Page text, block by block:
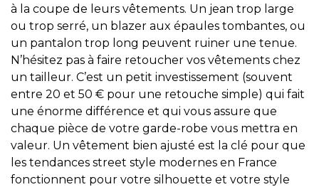
à la coupe de leurs vêtements. Un jean trop large
ou trop serré, un blazer aux épaules tombantes, ou
un pantalon trop long peuvent ruiner une tenue.
N’hésitez pas à faire retoucher vos vêtements chez
un tailleur. C’est un petit investissement (souvent
entre 20 et 50 € pour une retouche simple) qui fait
une énorme différence et qui vous assure que
chaque pièce de votre garde-robe vous mettra en
valeur. Un vêtement bien ajusté est la clé pour que
les tendances street style modernes en France
fonctionnent pour votre silhouette et votre style